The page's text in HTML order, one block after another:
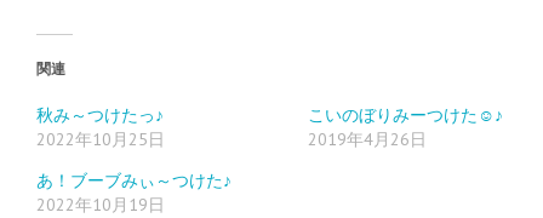
関連
秋み～つけたっ♪
2022年10月25日
こいのぼりみーつけた☺♪
2019年4月26日
あ！ブーブみぃ～つけた♪
2022年10月19日